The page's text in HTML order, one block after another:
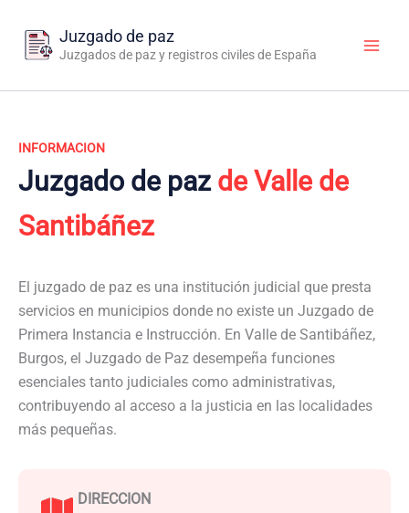
contenido
Juzgado de paz
Juzgados de paz y registros civiles de España
INFORMACION
Juzgado de paz de Valle de
Santibáñez
El juzgado de paz es una institución judicial que presta
servicios en municipios donde no existe un Juzgado de
Primera Instancia e Instrucción. En Valle de Santibáñez,
Burgos, el Juzgado de Paz desempeña funciones
esenciales tanto judiciales como administrativas,
contribuyendo al acceso a la justicia en las localidades
más pequeñas.
DIRECCION